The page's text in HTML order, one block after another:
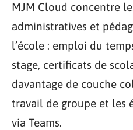
MJM Cloud concentre
administratives et
l’école : emploi du
stage, certificats de
davantage de couche
travail de groupe et les
via Teams.